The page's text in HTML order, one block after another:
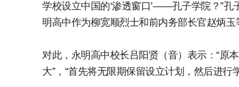
学校设立中国的‘渗透窗口’——孔子学院？”
明高中作为柳宽顺烈士和前内务部长官赵炳
对此，永明高中校长吕阳贤（音）表示：“原
大”，“首先将无限期保留设立计划，然后进